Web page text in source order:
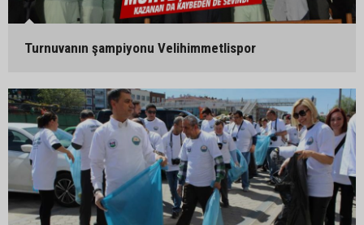
Turnuvanın şampiyonu Velihimmetlispor